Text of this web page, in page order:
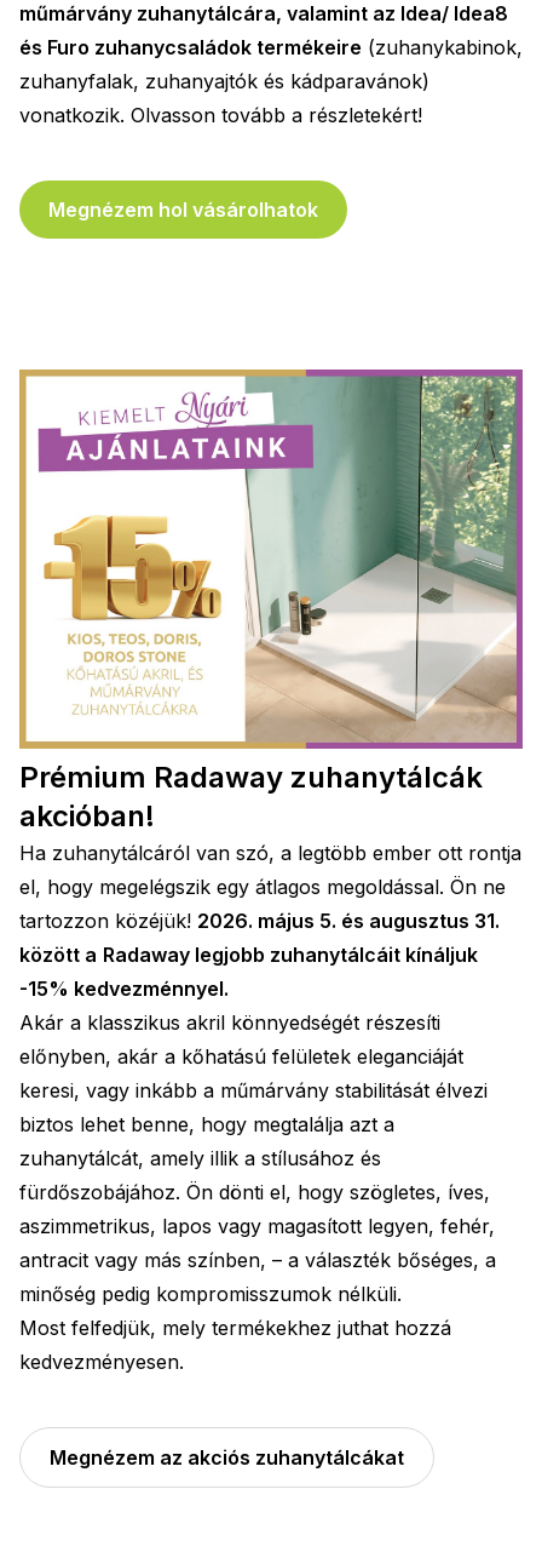
műmárvány zuhanytálcára, valamint az Idea/ Idea8
és Furo zuhanycsaládok termékeire (zuhanykabinok,
zuhanyfalak, zuhanyajtók és kádparavánok)
vonatkozik. Olvasson tovább a részletekért!
Megnézem hol vásárolhatok
Prémium Radaway zuhanytálcák
akcióban!
Ha zuhanytálcáról van szó, a legtöbb ember ott rontja
el, hogy megelégszik egy átlagos megoldással. Ön ne
tartozzon közéjük! 2026. május 5. és augusztus 31.
között a Radaway legjobb zuhanytálcáit kínáljuk
-15% kedvezménnyel.
Akár a klasszikus akril könnyedségét részesíti
előnyben, akár a kőhatású felületek eleganciáját
keresi, vagy inkább a műmárvány stabilitását élvezi
biztos lehet benne, hogy megtalálja azt a
zuhanytálcát, amely illik a stílusához és
fürdőszobájához. Ön dönti el, hogy szögletes, íves,
aszimmetrikus, lapos vagy magasított legyen, fehér,
antracit vagy más színben, – a választék bőséges, a
minőség pedig kompromisszumok nélküli.
Most felfedjük, mely termékekhez juthat hozzá
kedvezményesen.
Megnézem az akciós zuhanytálcákat